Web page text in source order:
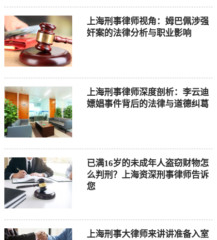
上海刑事律师视角：姆巴佩涉强
奸案的法律分析与职业影响
上海刑事律师深度剖析：李云迪
嫖娼事件背后的法律与道德纠葛
已满16岁的未成年人盗窃财物怎
么判刑？上海资深刑事律师告诉
您
上海刑事大律师来讲讲准备入室